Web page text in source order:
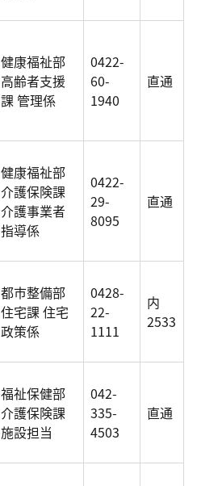
健康福祉部
高齢者支援
課 管理係
0422-
60-
1940
直通
健康福祉部
介護保険課
介護事業者
指導係
0422-
29-
8095
直通
都市整備部
住宅課 住宅
政策係
0428-
22-
1111
内
2533
福祉保健部
介護保険課
施設担当
042-
335-
4503
直通